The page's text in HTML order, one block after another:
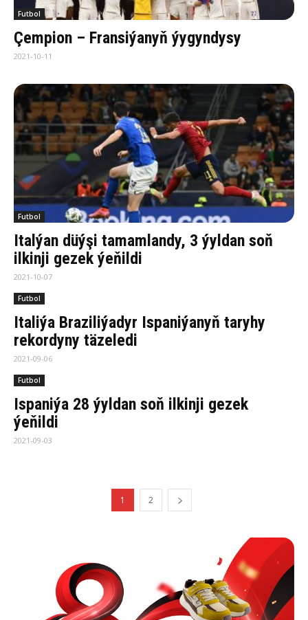
Futbol
Çempion – Fransiýanyň ýygyndysy
2021-10-11
Futbol
Italýan düýşi tamamlandy, 3 ýyldan soň
ilkinji gezek ýeňildi
2021-10-07
Futbol
Italiýa Braziliýadyr Ispaniýanyň taryhy
rekordyny täzeledi
2021-09-06
Futbol
Ispaniýa 28 ýyldan soň ilkinji gezek
ýeňildi
2021-09-03
1 2